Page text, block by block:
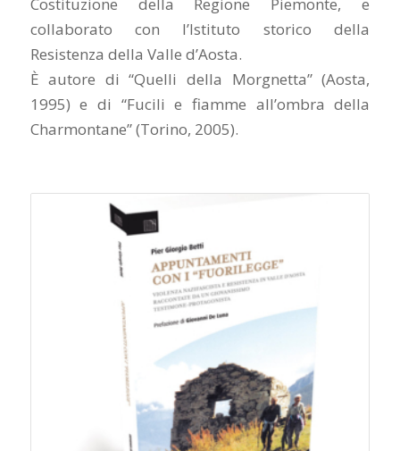
Costituzione della Regione Piemonte, e
collaborato con l’Istituto storico della
Resistenza della Valle d’Aosta.
È autore di “Quelli della Morgnetta” (Aosta,
1995) e di “Fucili e fiamme all’ombra della
Charmontane” (Torino, 2005).